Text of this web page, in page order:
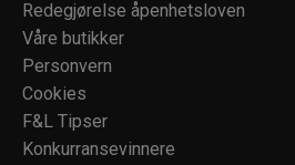
Redegjørelse åpenhetsloven
Våre butikker
Personvern
Cookies
F&L Tipser
Konkurransevinnere